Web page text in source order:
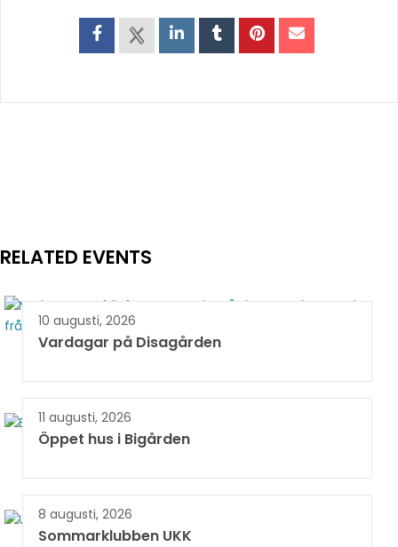
RELATED EVENTS
10 augusti, 2026
Vardagar på Disagården
11 augusti, 2026
Öppet hus i Bigården
8 augusti, 2026
Sommarklubben UKK